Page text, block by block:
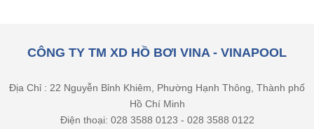
CÔNG TY TM XD HỒ BƠI VINA - VINAPOOL
Địa Chỉ : 22 Nguyễn Bỉnh Khiêm, Phường Hạnh Thông, Thành phố
Hồ Chí Minh
Điện thoại: 028 3588 0123 - 028 3588 0122